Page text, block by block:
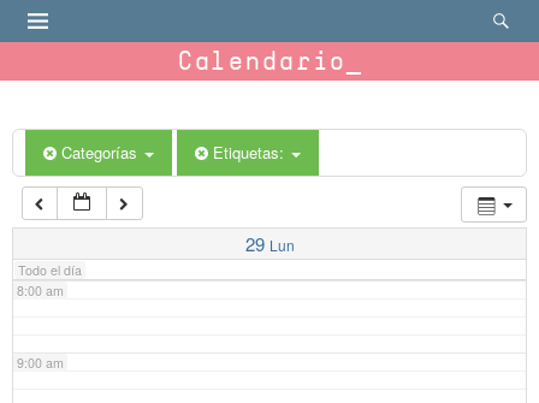
Calendario
Categorías Etiquetas:
29 Lun
Todo el día
6:00 am
7:00 am
8:00 am
9:00 am